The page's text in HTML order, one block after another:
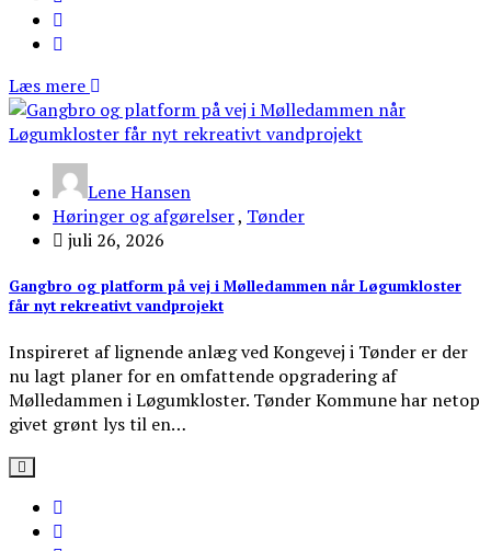
Læs mere
Lene Hansen
Høringer og afgørelser, Tønder
juli 26, 2026
Gangbro og platform på vej i Mølledammen når Løgumkloster
får nyt rekreativt vandprojekt
Inspireret af lignende anlæg ved Kongevej i Tønder er der
nu lagt planer for en omfattende opgradering af
Mølledammen i Løgumkloster. Tønder Kommune har netop
givet grønt lys til en…